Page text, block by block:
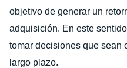
objetivo de generar un
adquisición. En este
tomar decisiones que sean
largo plazo.